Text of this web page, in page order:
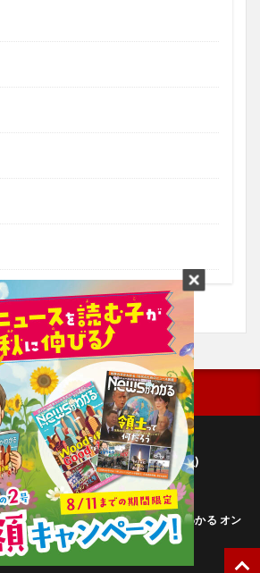
ライバシーポリシー(毎日新聞出版)
報について(毎日新聞社)
のためのニュース雑誌「ニュースがわかる オン
ライン」.